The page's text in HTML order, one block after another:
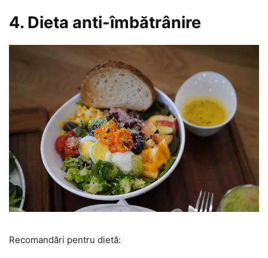
4. Dieta anti-îmbătrânire
Recomandări pentru dietă: